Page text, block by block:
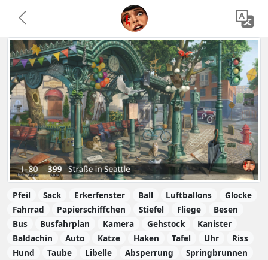
Pfeil Sack Erkerfenster Ball Luftballons
Glocke
Fahrrad
Papierschiffchen Stiefel Fliege
Besen
Bus
Busfahrplan Kamera Gehstock
Kanister
Baldachin
Auto Katze Haken Tafel Uhr
Riss
Hund
Taube Libelle Absperrung
Springbrunnen